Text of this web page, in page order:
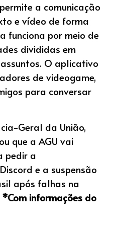
a comunicação
e vídeo de forma
funciona por meio de
divididas em
O aplicativo
de videogame,
para conversar
Geral da União,
que a AGU vai
pedir a
e a suspensão
após falhas na
*Com informações do